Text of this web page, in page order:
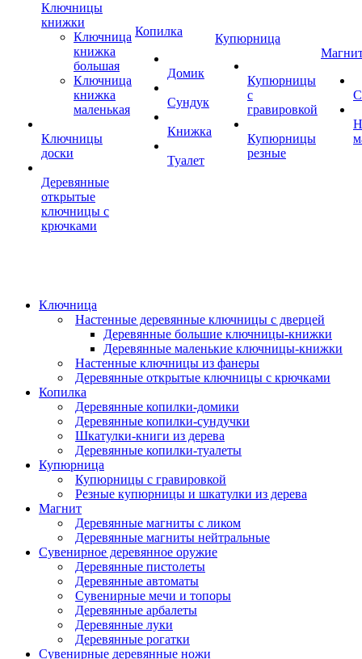
Ключницы
книжки
Ключница
книжка
большая
Ключница
книжка
маленькая
Ключницы
доски
Деревянные
открытые
ключницы с
крючками
Копилка
Домик
Сундук
Книжка
Туалет
Купюрница
Купюрницы
с
гравировкой
Купюрницы
резные
Ключница
Настенные деревянные ключницы с дверцей
Деревянные большие ключницы-книжки
Деревянные маленькие ключницы-книжки
Настенные ключницы из фанеры
Деревянные открытые ключницы с крючками
Копилка
Деревянные копилки-домики
Деревянные копилки-сундучки
Шкатулки-книги из дерева
Деревянные копилки-туалеты
Купюрница
Купюрницы с гравировкой
Резные купюрницы и шкатулки из дерева
Магнит
Деревянные магниты с ликом
Деревянные магниты нейтральные
Сувенирное деревянное оружие
Деревянные пистолеты
Деревянные автоматы
Сувенирные мечи и топоры
Деревянные арбалеты
Деревянные луки
Деревянные рогатки
Сувенирные деревянные ножи